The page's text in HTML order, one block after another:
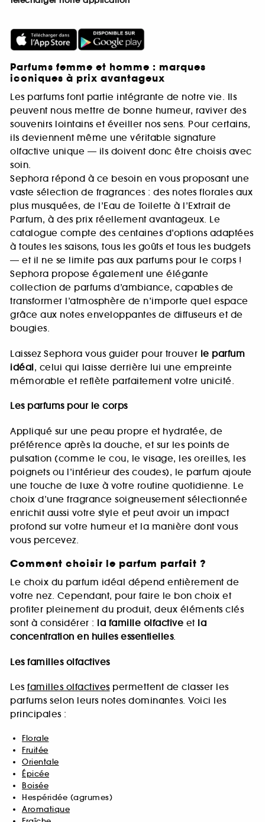
Parfums femme et homme : marques
iconiques à prix avantageux
Les parfums font partie intégrante de notre vie. Ils
peuvent nous mettre de bonne humeur, raviver des
souvenirs lointains et éveiller nos sens. Pour certains,
ils deviennent même une véritable signature
olfactive unique — ils doivent donc être choisis avec
soin.
Sephora répond à ce besoin en vous proposant une
vaste sélection de fragrances : des notes florales aux
plus musquées, de l’Eau de Toilette à l’Extrait de
Parfum, à des prix réellement avantageux. Le
catalogue compte des centaines d’options adaptées
à toutes les saisons, tous les goûts et tous les budgets
— et il ne se limite pas aux parfums pour le corps !
Sephora propose également une élégante
collection de parfums d’ambiance, capables de
transformer l’atmosphère de n’importe quel espace
grâce aux notes enveloppantes de diffuseurs et de
bougies.
Laissez Sephora vous guider pour trouver le parfum
idéal, celui qui laisse derrière lui une empreinte
mémorable et reflète parfaitement votre unicité.
Les parfums pour le corps
Appliqué sur une peau propre et hydratée, de
préférence après la douche, et sur les points de
pulsation (comme le cou, le visage, les oreilles, les
poignets ou l’intérieur des coudes), le parfum ajoute
une touche de luxe à votre routine quotidienne. Le
choix d’une fragrance soigneusement sélectionnée
enrichit aussi votre style et peut avoir un impact
profond sur votre humeur et la manière dont vous
vous percevez.
Comment choisir le parfum parfait ?
Le choix du parfum idéal dépend entièrement de
votre nez. Cependant, pour faire le bon choix et
profiter pleinement du produit, deux éléments clés
sont à considérer : la famille olfactive et la
concentration en huiles essentielles.
Les familles olfactives
Les familles olfactives permettent de classer les
parfums selon leurs notes dominantes. Voici les
principales :
Florale
Fruitée
Orientale
Épicée
Boisée
Hespéridée (agrumes)
Aromatique